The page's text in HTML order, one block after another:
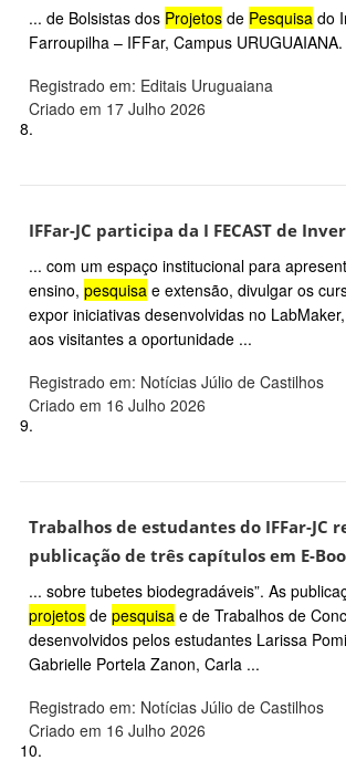
... de Bolsistas dos Projetos de Pesquisa do
Farroupilha – IFFar, Campus
Registrado em: Editais Uruguaiana
Criado em 17 Julho 2026
8.
IFFar-JC participa da I FECAST de
... com um espaço institucional para
ensino, pesquisa e extensão, divulgar os
expor iniciativas desenvolvidas no
aos visitantes a oportunidade ...
Registrado em: Notícias Júlio de Castilhos
Criado em 16 Julho 2026
9.
Trabalhos de estudantes do IFFar-JC
publicação de três capítulos em E-
... sobre tubetes biodegradáveis”. As
projetos de pesquisa e de Trabalhos de
desenvolvidos pelos estudantes Larissa
Gabrielle Portela Zanon, Carla ...
Registrado em: Notícias Júlio de Castilhos
Criado em 16 Julho 2026
10.